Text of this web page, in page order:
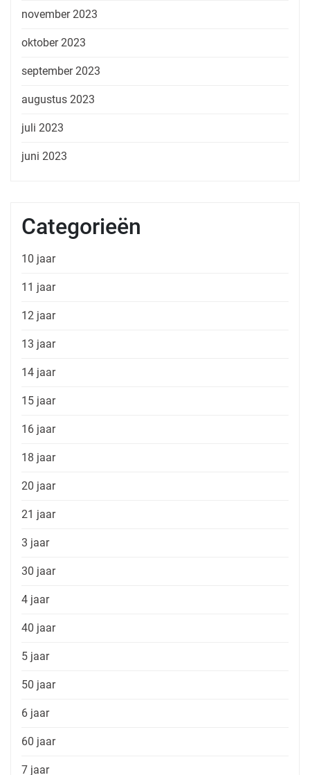
november 2023
oktober 2023
september 2023
augustus 2023
juli 2023
juni 2023
Categorieën
10 jaar
11 jaar
12 jaar
13 jaar
14 jaar
15 jaar
16 jaar
18 jaar
20 jaar
21 jaar
3 jaar
30 jaar
4 jaar
40 jaar
5 jaar
50 jaar
6 jaar
60 jaar
7 jaar